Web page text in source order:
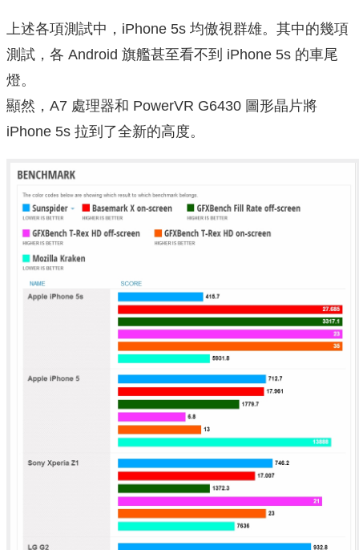
上述各項測試中，iPhone 5s 均傲視群雄。其中的幾項
測試，各 Android 旗艦甚至看不到 iPhone 5s 的車尾
燈。
顯然，A7 處理器和 PowerVR G6430 圖形晶片將
iPhone 5s 拉到了全新的高度。